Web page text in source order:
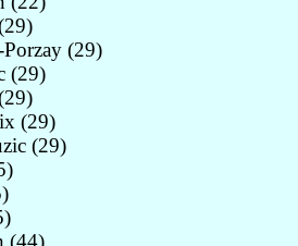
(29)
(29)
(29)
(29)
(44)